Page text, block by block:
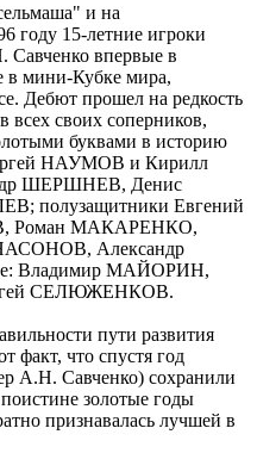
и на
году 15-летние игроки
Савченко впервые в
в мини-Кубке мира,
Дебют прошел на редкость
своих соперников,
буквами в историю
НАУМОВ и Кирилл
ШЕРШНЕВ, Денис
полузащитники Евгений
Роман МАКАРЕНКО,
Александр
Владимир МАЙОРИН,
СЕЛЮЖЕНКОВ.
пути развития
факт, что спустя год
А.Н. Савченко) сохранили
золотые годы
признавалась лучшей в